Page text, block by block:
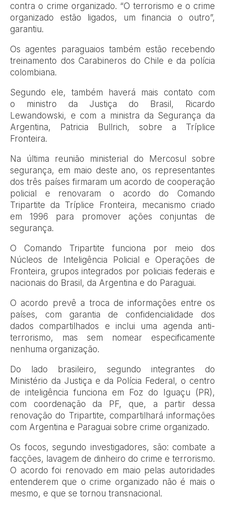
contra o crime organizado. “O terrorismo e o crime
organizado estão ligados, um financia o outro”,
garantiu.
Os agentes paraguaios também estão recebendo
treinamento dos Carabineros do Chile e da polícia
colombiana.
Segundo ele, também haverá mais contato com
o ministro da Justiça do Brasil, Ricardo
Lewandowski, e com a ministra da Segurança da
Argentina, Patricia Bullrich, sobre a Tríplice
Fronteira.
Na última reunião ministerial do Mercosul sobre
segurança, em maio deste ano, os representantes
dos três países firmaram um acordo de cooperação
policial e renovaram o acordo do Comando
Tripartite da Tríplice Fronteira, mecanismo criado
em 1996 para promover ações conjuntas de
segurança.
O Comando Tripartite funciona por meio dos
Núcleos de Inteligência Policial e Operações de
Fronteira, grupos integrados por policiais federais e
nacionais do Brasil, da Argentina e do Paraguai.
O acordo prevê a troca de informações entre os
países, com garantia de confidencialidade dos
dados compartilhados e inclui uma agenda anti-
terrorismo, mas sem nomear especificamente
nenhuma organização.
Do lado brasileiro, segundo integrantes do
Ministério da Justiça e da Polícia Federal, o centro
de inteligência funciona em Foz do Iguaçu (PR),
com coordenação da PF, que, a partir dessa
renovação do Tripartite, compartilhará informações
com Argentina e Paraguai sobre crime organizado.
Os focos, segundo investigadores, são: combate a
facções, lavagem de dinheiro do crime e terrorismo.
O acordo foi renovado em maio pelas autoridades
entenderem que o crime organizado não é mais o
mesmo, e que se tornou transnacional.